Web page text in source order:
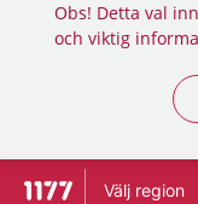
Obs! Detta val
och viktig
Till startsidan för
Välj region